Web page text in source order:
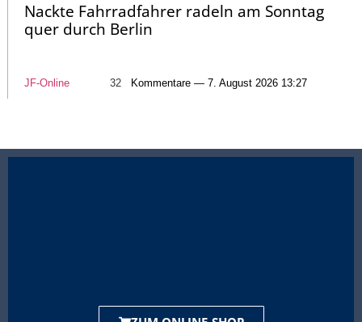
Nackte Fahrradfahrer radeln am Sonntag
quer durch Berlin
JF-Online 32 Kommentare — 7. August 2026 13:27